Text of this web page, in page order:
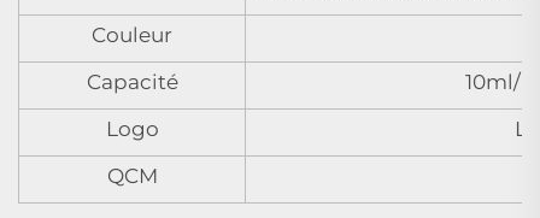
Couleur
Capacité
10ml/
Logo
QCM